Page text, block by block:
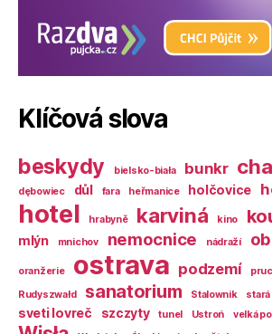
Klíčová slova
beskydy bielsko-biała bunkr
dębowiec
důl fara heřmanice holčovice
hotel hrabyně karviná kino
mlýn mnichov nemocnice nádraží
oranžerie ostrava podzemí
Rudyszwałd
sanatorium Stalownik stará
sveti lovreč szczyty tunel Ustroń velká